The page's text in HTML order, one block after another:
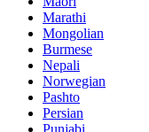
Marathi
Mongolian
Burmese
Nepali
Norwegian
Pashto
Persian